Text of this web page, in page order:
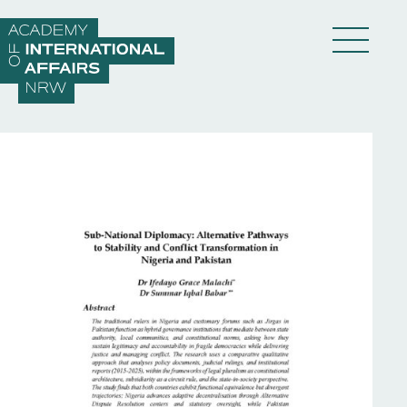
Akademie
Fellows
Veranstaltungen
DEEN